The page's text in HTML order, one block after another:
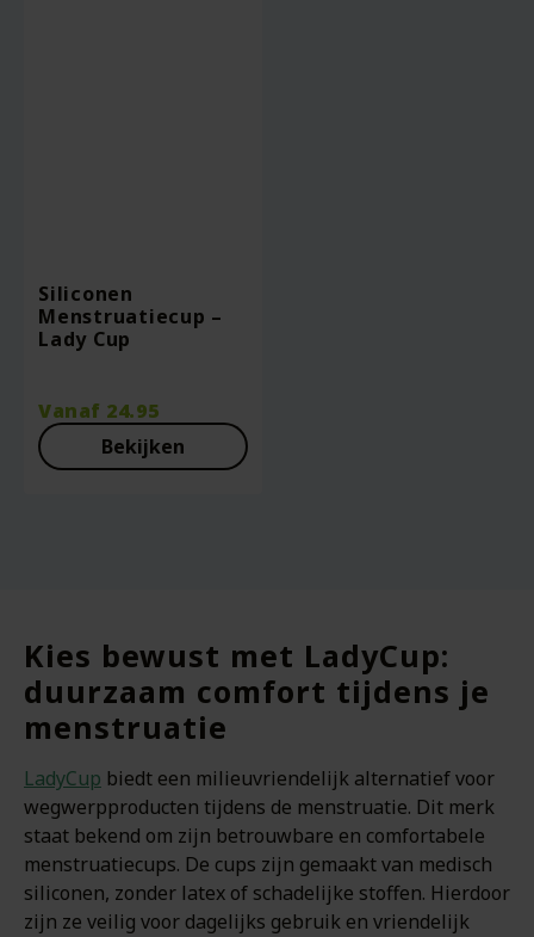
Siliconen
Menstruatiecup –
Lady Cup
Vanaf 24.95
Bekijken
Kies bewust met LadyCup:
duurzaam comfort tijdens je
menstruatie
LadyCup biedt een milieuvriendelijk alternatief voor
wegwerpproducten tijdens de menstruatie. Dit merk
staat bekend om zijn betrouwbare en comfortabele
menstruatiecups. De cups zijn gemaakt van medisch
siliconen, zonder latex of schadelijke stoffen. Hierdoor
zijn ze veilig voor dagelijks gebruik en vriendelijk